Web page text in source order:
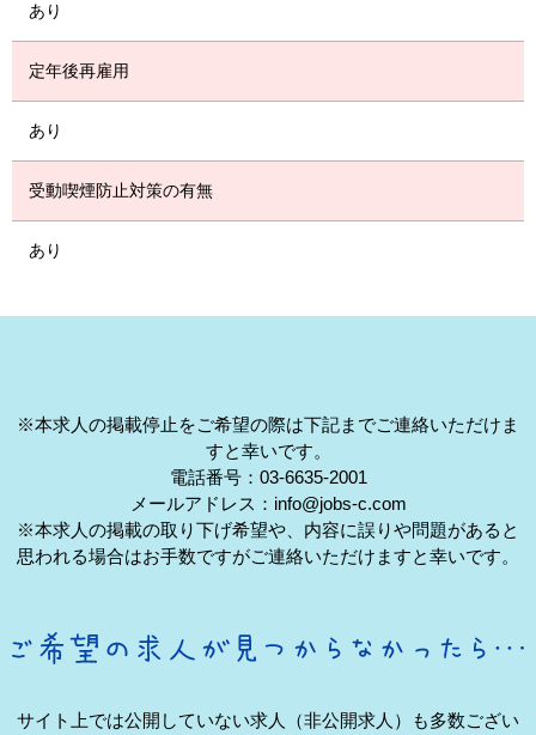
あり
定年後再雇用
あり
受動喫煙防止対策の有無
あり
※本求人の掲載停止をご希望の際は下記までご連絡いただけま
すと幸いです。
電話番号：03-6635-2001
メールアドレス：info@jobs-c.com
※本求人の掲載の取り下げ希望や、内容に誤りや問題があると
思われる場合はお手数ですがご連絡いただけますと幸いです。
サイト上では公開していない求人（非公開求人）も多数ござい